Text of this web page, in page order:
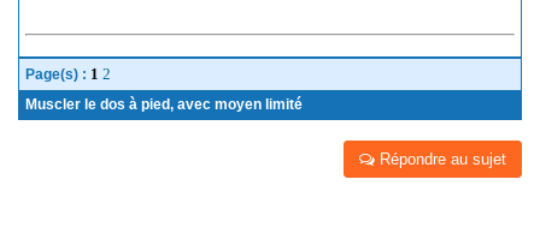
Page(s) : 1 2
Muscler le dos à pied, avec moyen limité
Répondre au sujet